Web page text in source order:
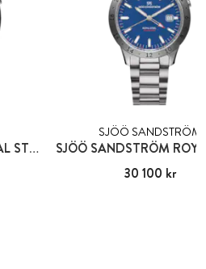
SJÖÖ SANDSTRÖM ROYAL STEEL WORLDTIMER
SJÖÖ SANDSTRÖM
Pris:30 100 kr
30 100 kr